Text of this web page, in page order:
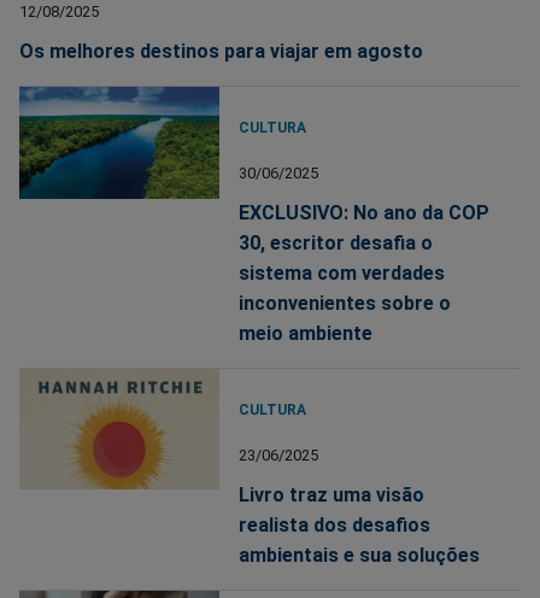
12/08/2025
Os melhores destinos para viajar em agosto
CULTURA
30/06/2025
EXCLUSIVO: No ano da COP
30, escritor desafia o
sistema com verdades
inconvenientes sobre o
meio ambiente
CULTURA
23/06/2025
Livro traz uma visão
realista dos desafios
ambientais e sua soluções